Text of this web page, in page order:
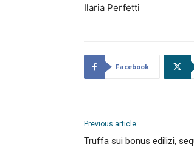
Ilaria Perfetti
Facebook
Previous article
Truffa sui bonus edilizi,